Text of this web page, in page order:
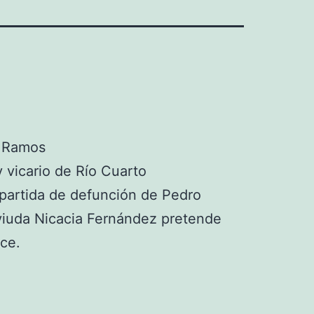
vicario de Río Cuarto
de defunción de Pedro
Nicacia Fernández pretende